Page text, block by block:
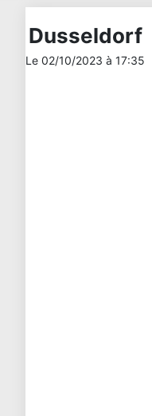
Dusseldorf
Le 02/10/2023 à 17:35